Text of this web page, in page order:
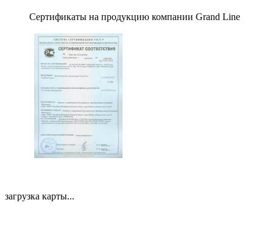
Сертификаты на продукцию компании Grand Line
загрузка карты...